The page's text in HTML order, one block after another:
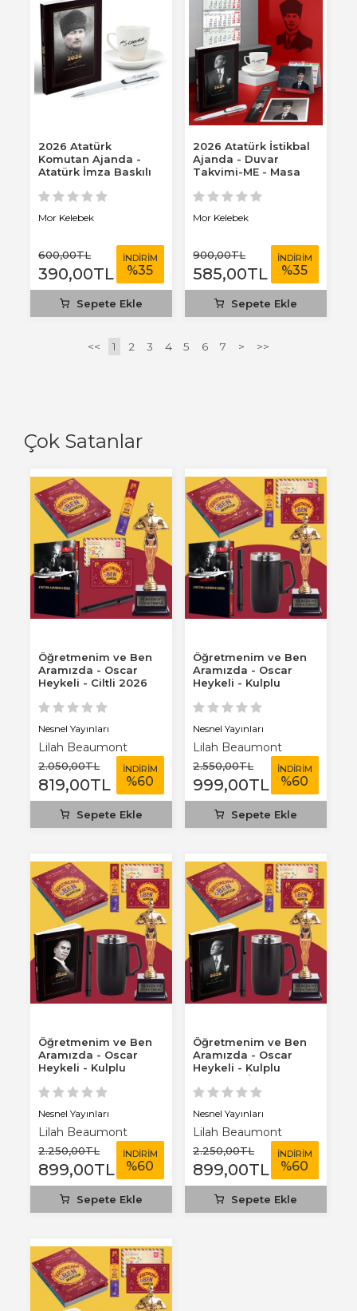
Çok Satanlar
Öğretmenim ve Ben
Aramızda - Oscar
Heykeli - Ciltli 2026
Nesnel Yayınları
Lilah Beaumont
2.050,00TL
819,00TL
İNDİRİM
%60
Sepete Ekle
Öğretmenim ve Ben
Aramızda - Oscar
Heykeli - Kulplu
Nesnel Yayınları
Lilah Beaumont
2.550,00TL
999,00TL
İNDİRİM
%60
Sepete Ekle
Öğretmenim ve Ben
Aramızda - Oscar
Heykeli - Kulplu
Nesnel Yayınları
Lilah Beaumont
2.250,00TL
899,00TL
İNDİRİM
%60
Sepete Ekle
Öğretmenim ve Ben
Aramızda - Oscar
Heykeli - Kulplu
Nesnel Yayınları
Lilah Beaumont
2.250,00TL
899,00TL
İNDİRİM
%60
Sepete Ekle
2026 Atatürk
Komutan Ajanda -
Atatürk İmza Baskılı
Ayraç...
Mor Kelebek
600,00TL
390,00TL
İNDİRİM
%35
Sepete Ekle
2026 Atatürk İstikbal
Ajanda - Duvar
Takvimi-ME - Masa
Mor Kelebek
900,00TL
585,00TL
İNDİRİM
%35
Sepete Ekle
<< 1 2 3 4 5 6 7 > >>